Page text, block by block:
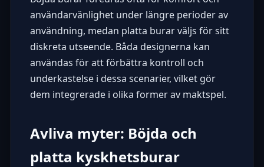
användarvänlighet under längre perioder av
användning, medan platta burar väljs för sitt
diskreta utseende. Båda designerna kan
användas för att förbättra kontroll och
underkastelse i dessa scenarier, vilket gör
dem integrerade i olika former av maktspel.
Avliva myter: Böjda och
platta kyskhetsburar